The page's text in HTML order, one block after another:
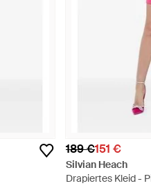
189 €151 €
Silvian Heach
Drapiertes Kleid -